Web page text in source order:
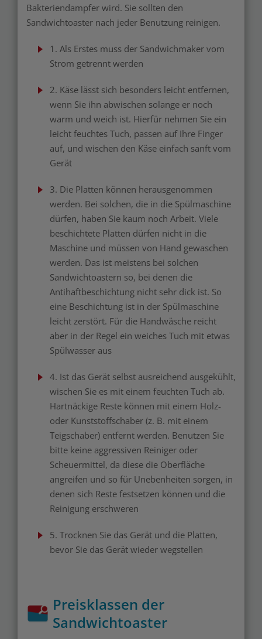
Bakteriendampfer wird. Sie sollten den
Sandwichtoaster nach jeder Benutzung reinigen.
1. Als Erstes muss der Sandwichmaker vom
Strom getrennt werden
2. Käse lässt sich besonders leicht entfernen,
wenn Sie ihn abwischen solange er noch
warm und weich ist. Hierfür nehmen Sie ein
leicht feuchtes Tuch, passen auf Ihre Finger
auf, und wischen den Käse einfach sanft vom
Gerät
3. Die Platten können herausgenommen
werden. Bei solchen, die in die Spülmaschine
dürfen, haben Sie kaum noch Arbeit. Viele
beschichtete Platten dürfen nicht in die
Maschine und müssen von Hand gewaschen
werden. Das ist meistens bei solchen
Sandwichtoastern so, bei denen die
Antihaftbeschichtung nicht sehr dick ist. So
eine Beschichtung ist in der Spülmaschine
leicht zerstört. Für die Handwäsche reicht
aber in der Regel ein weiches Tuch mit etwas
Spülwasser aus
4. Ist das Gerät selbst ausreichend ausgekühlt,
wischen Sie es mit einem feuchten Tuch ab.
Hartnäckige Reste können mit einem Holz-
oder Kunststoffschaber (z. B. mit einem
Teigschaber) entfernt werden. Benutzen Sie
bitte keine aggressiven Reiniger oder
Scheuermittel, da diese die Oberfläche
angreifen und so für Unebenheiten sorgen, in
denen sich Reste festsetzen können und die
Reinigung erschweren
5. Trocknen Sie das Gerät und die Platten,
bevor Sie das Gerät wieder wegstellen
Preisklassen der
Sandwichtoaster